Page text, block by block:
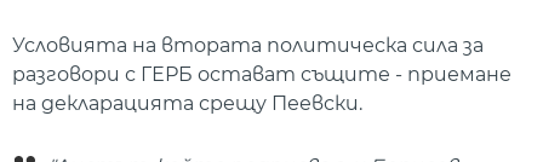
Условията на втората политическа сила за
разговори с ГЕРБ остават същите - приемане
на декларацията срещу Пеевски.